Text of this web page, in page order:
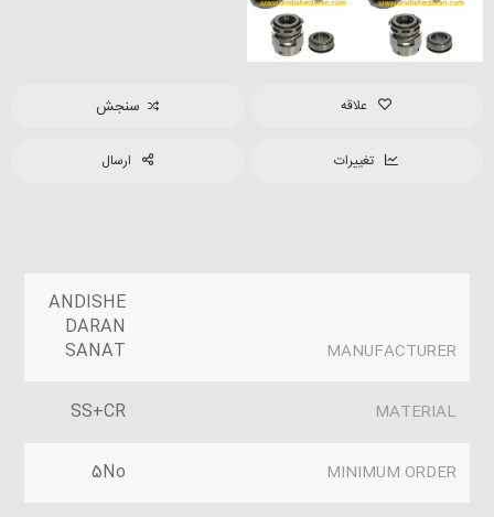
علاقه سنجش
تغییرات ارسال
MANUFACTURER
ANDISHE
DARAN
SANAT
MATERIAL
SS+CR
MINIMUM ORDER
5No